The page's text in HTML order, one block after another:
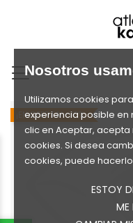
Nosotros
Utilizamos cookies
experiencia posible en
clic en Aceptar,
cookies. Si desea
cookies, puede
ESTOY
ME
¡EN OFERTA!-70%